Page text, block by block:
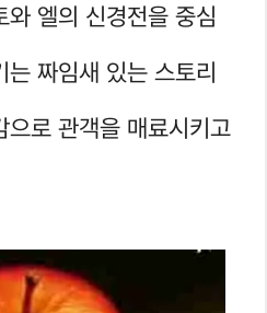
와 엘의 신경전을 중심
짜임새 있는 스토리
으로 관객을 매료시키고